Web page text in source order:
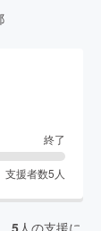
終了
支援者数5 人